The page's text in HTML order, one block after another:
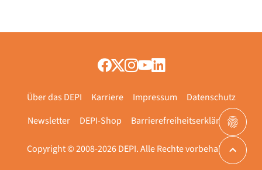
Copyright © 2008-2026 DEPI. Alle Rechte vorbehalten.
Über das DEPI Karriere Impressum
Datenschutz
Newsletter
DEPI-Shop Barrierefreiheitserklärung